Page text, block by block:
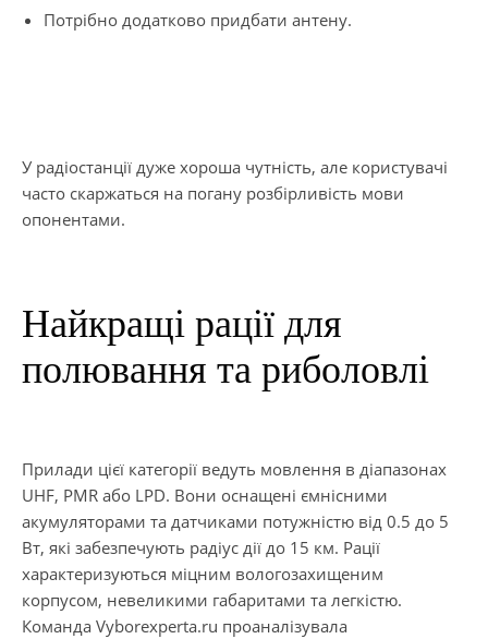
Потрібно додатково придбати антену.
У радіостанції дуже хороша чутність, але користувачі
часто скаржаться на погану розбірливість мови
опонентами.
Найкращі рації для
полювання та риболовлі
Прилади цієї категорії ведуть мовлення в діапазонах
UHF, PMR або LPD. Вони оснащені ємнісними
акумуляторами та датчиками потужністю від 0.5 до 5
Вт, які забезпечують радіус дії до 15 км. Рації
характеризуються міцним вологозахищеним
корпусом, невеликими габаритами та легкістю.
Команда Vyborexperta.ru проаналізувала